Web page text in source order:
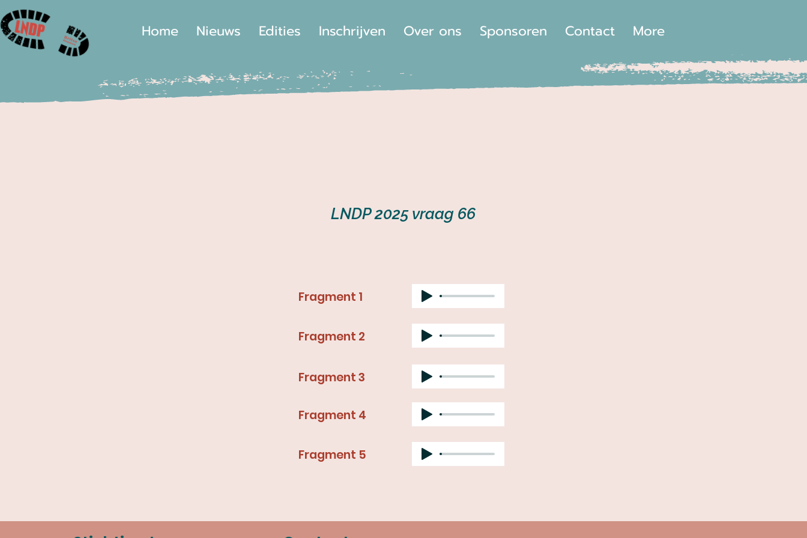
Home Nieuws Edities Inschrijven Over ons Sponsoren Contact More
LNDP 2025 vraag 66
Fragment 1
Fragment 2
Fragment 3
Fragment 4
Fragment 5